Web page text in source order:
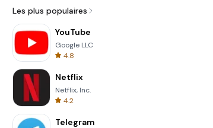
Les plus populaires
YouTube
Google LLC
4.8
Netflix
Netflix, Inc.
4.2
Telegram